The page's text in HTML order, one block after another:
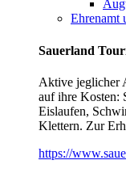
Ehrenamt
Sauerland
Aktive jeglicher
auf ihre Kosten:
Eislaufen,
Klettern. Zur
https://